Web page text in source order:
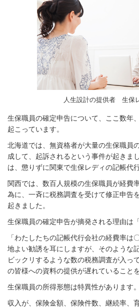
人生設計の提供者 生保
生保職員の確定申告について、ここ数年
起こっています。
北海道では、無資格者が大量の生保職員
成して、起訴されるという事件が起きま
は、懲りずに関東で生保レディの記帳代
関西では、数百人規模の生保職員が経費
為に、一斉に税務調査を受けて修正申告
起きました。
生保職員の確定申告が摘発される理由は
「わたしたちの記帳代行会社の経費率は
地よい勧誘を耳にしますが、そのような
ビックリするような数の税務調査が入っ
の皆様への資料の提供が遅れていること
生保職員の所得形態は特異性があります。
収入が、保険金額、保険件数、継続率、